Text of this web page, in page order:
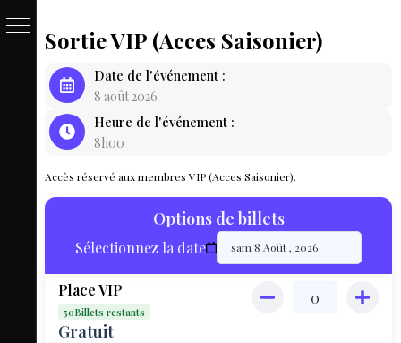
PASSE
BILLET
LIVE
MAP
Sortie VIP (Acces Saisonier)
Date de l'événement :
8 août 2026
Heure de l'événement :
8h00
Accès réservé aux membres VIP (Acces Saisonier).
Options de billets
Sélectionnez la date
Place VIP
50Billets restants
Gratuit